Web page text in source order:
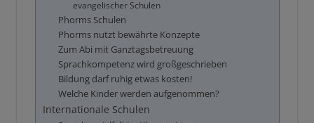
evangelischer Schulen
Phorms Schulen
Phorms nutzt bewährte Konzepte
Zum Abi mit Ganztagsbetreuung
Sprachkompetenz wird großgeschrieben
Bildung darf ruhig etwas kosten!
Welche Kinder werden aufgenommen?
Internationale Schulen